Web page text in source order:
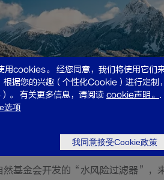
然基金会开发的“水风险过滤器”，
用cookies。 经您同意，我们将使用它们
据您的兴趣（个性化Cookie）进行定制
。 有关更多信息，请阅读 cookie声明。 .
选项
我同意接受Cookie政策